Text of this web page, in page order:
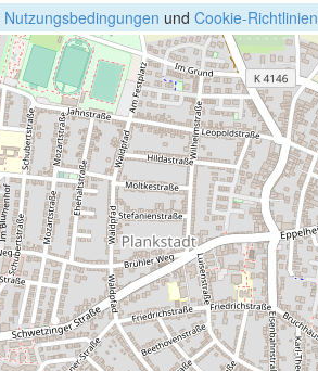
Nutzungsbedingungen und Cookie-Richtlinien